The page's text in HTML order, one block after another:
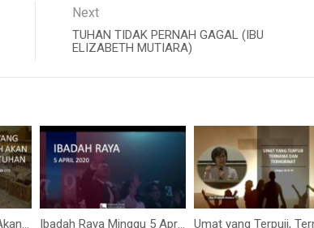
Next
TUHAN TIDAK PERNAH GAGAL (IBU
ELIZABETH MUTIARA)